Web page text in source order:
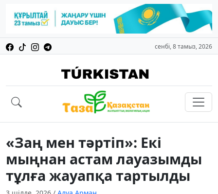
сенбі, 8 тамыз, 2026
«Заң мен тәртіп»: Екі
мыңнан астам лауазымды
тұлға жауапқа тартылды